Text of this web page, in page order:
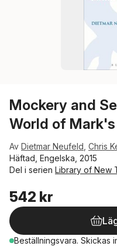
Mockery and
World of Mark's
Av Dietmar Neufeld Chris
Häftad, Engelska, 2015
Del i serien Library of New
542 kr
Beställningsvara. Skickas